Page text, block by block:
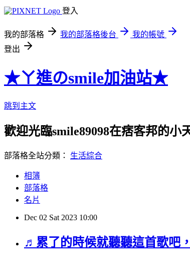
登入
我的部落格 我的部落格後台
我的帳號
登出
★ㄚ進のsmile加油站★
跳到主文
歡迎光臨smile89098在痞客邦的小
部落格全站分類： 生活綜合
相簿
部落格
名片
Dec 02 Sat 2023 10:00
♬累了的時候就聽聽這首歌